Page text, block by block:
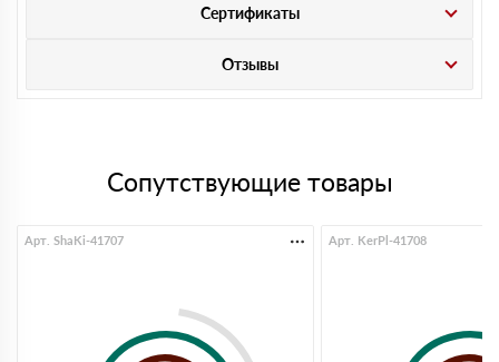
Сертификаты
Отзывы
Сопутствующие товары
Арт. ShaKi-41707 Арт. KerPl-41708